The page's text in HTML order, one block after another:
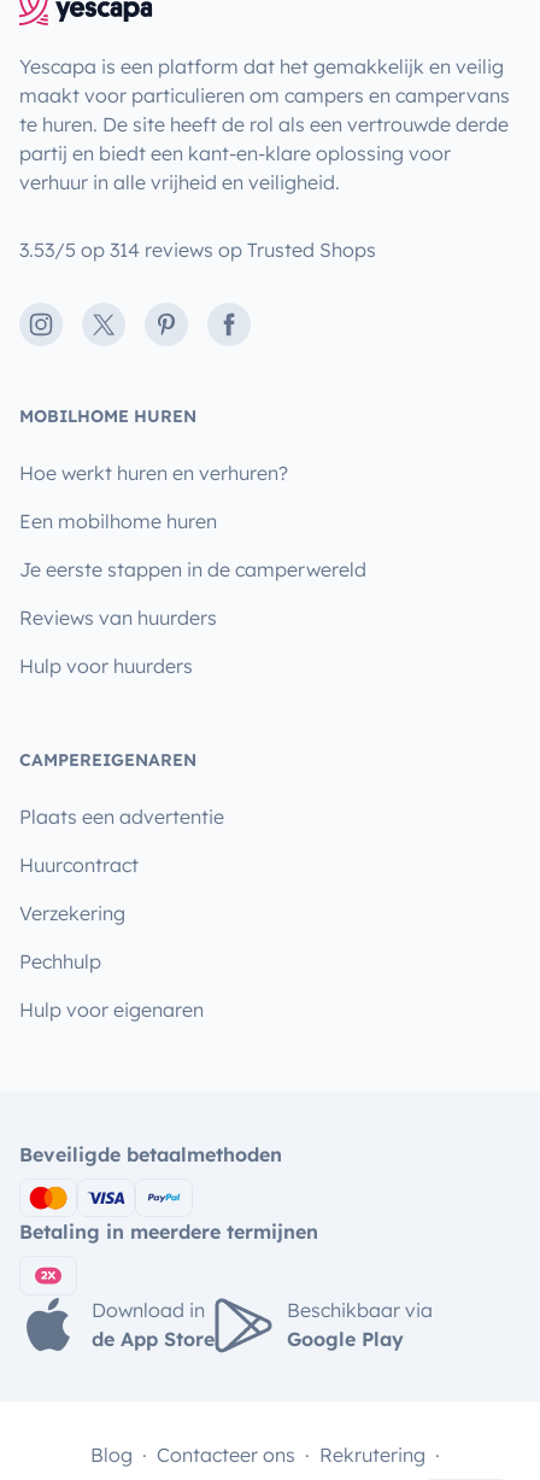
Yescapa is een platform dat het gemakkelijk en veilig
maakt voor particulieren om campers en campervans
te huren. De site heeft de rol als een vertrouwde derde
partij en biedt een kant-en-klare oplossing voor
verhuur in alle vrijheid en veiligheid.
3.53/5 op 314 reviews op Trusted Shops
Instagram
X PinterestFacebook
MOBILHOME HUREN
Hoe werkt huren en verhuren?
Een mobilhome huren
Je eerste stappen in de camperwereld
Reviews van huurders
Hulp voor huurders
CAMPEREIGENAREN
Plaats een advertentie
Huurcontract
Verzekering
Pechhulp
Hulp voor eigenaren
Beveiligde betaalmethoden
Betaling in meerdere termijnen
Download in
de App Store
Beschikbaar via
Google Play
Blog Contacteer ons Rekrutering